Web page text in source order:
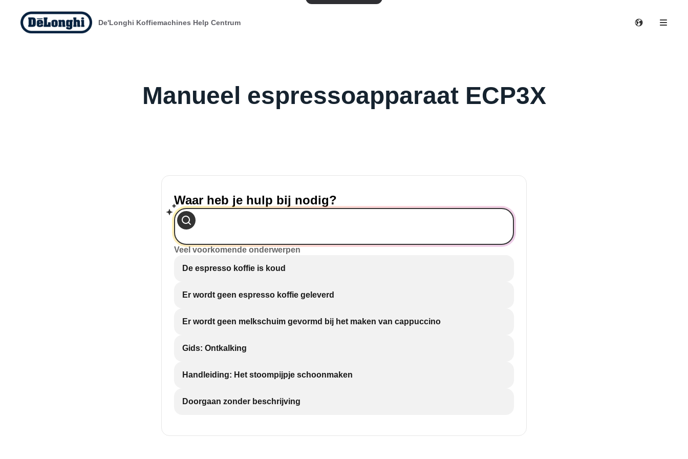
De'Longhi Koffiemachines Help Centrum
Manueel espressoapparaat ECP3X
Waar heb je hulp bij nodig?
Veel voorkomende onderwerpen
De espresso koffie is koud
Er wordt geen espresso koffie geleverd
Er wordt geen melkschuim gevormd bij het maken van cappuccino
Gids: Ontkalking
Handleiding: Het stoompijpje schoonmaken
Doorgaan zonder beschrijving